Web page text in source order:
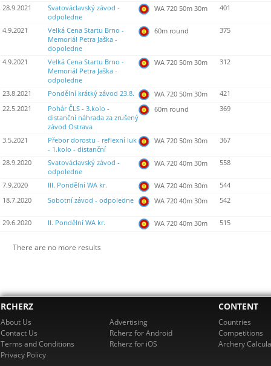
28.9.2021
Svatováclavský závod -
odpoledne
WA 720 50m 30m 401
4.9.2021
Velká Cena Startu Brno -
Memoriál Petra Jaška -
dopoledne
60m round 375
4.9.2021
Velká Cena Startu Brno -
Memoriál Petra Jaška -
odpoledne
WA 720 50m 30m 312
23.8.2021 Pondělní krátký závod 23.8. WA 720 50m 30m
421
22.5.2021
Pohár ČLS - 3.kolo -
distanční náhrada za zrušený
závod Ostrava
60m round 369
3.5.2021
Přebor dorostu - reflexní luk
- 1.kolo - distanční
WA 720 50m 30m 367
28.9.2020
Svatováclavský závod -
odpoledne
WA 720 40m 30m 558
7.9.2020 III. Pondělní WA kr. WA 720 40m 30m
544
18.7.2020
Sobotní závod - odpoledne WA 720 40m 30m 542
29.6.2020 II. Pondělní WA kr. WA 720 40m 30m 515
There are no more results
RCHERZ
About Us
Contact Us
Terms and Conditions
Privacy Policy
Advertising
Rcherz for Android
Rcherz for iOS
CONTENT
Countries
Competitions
Archery